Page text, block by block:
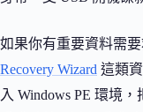
如果你有重要資料需
Recovery Wizard 這類
入 Windows PE 環境